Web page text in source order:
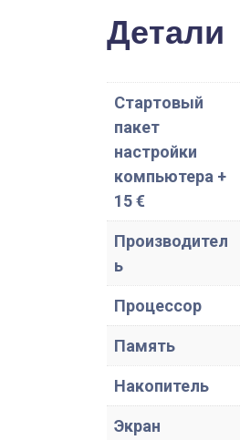
Детали
Стартовый
пакет
настройки
компьютера +
15 €
Производител
ь
Процессор
Память
Накопитель
Экран